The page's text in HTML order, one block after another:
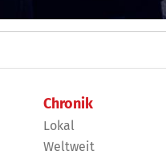
Chronik
Lokal
Weltweit